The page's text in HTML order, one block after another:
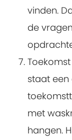
vinden.
de
staat
met
hangen.